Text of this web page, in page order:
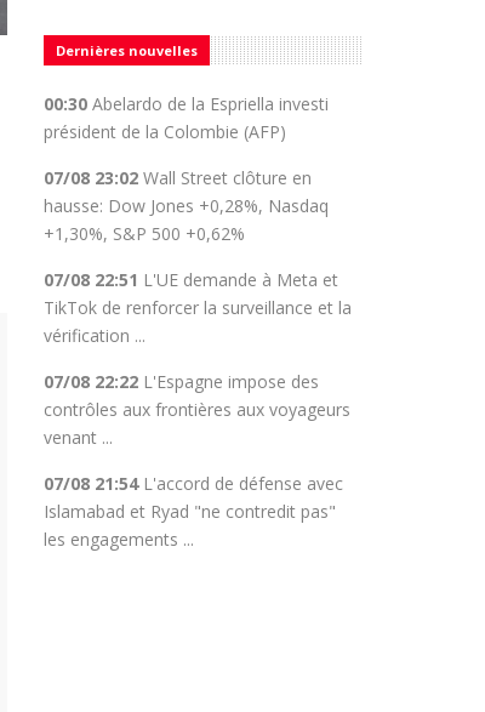
Dernières nouvelles
00:30 Abelardo de la Espriella investi
président de la Colombie (AFP)
07/08 23:02 Wall Street clôture en
hausse: Dow Jones +0,28%, Nasdaq
+1,30%, S&P 500 +0,62%
07/08 22:51 L'UE demande à Meta et
TikTok de renforcer la surveillance et la
vérification ...
07/08 22:22 L'Espagne impose des
contrôles aux frontières aux voyageurs
venant ...
07/08 21:54 L'accord de défense avec
Islamabad et Ryad "ne contredit pas"
les engagements ...